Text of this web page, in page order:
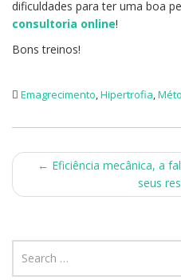
dificuldades para ter uma boa
consultoria online!
Bons treinos!
Emagrecimento,Hipertrofia,
Post
navigation
← Eficiência mecânica, a
seus